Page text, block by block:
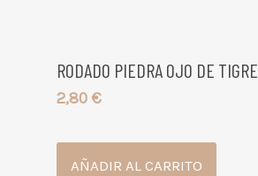
RODADO PIEDRA OJO DE TIGRE
2,80 €
AÑADIR AL CARRITO